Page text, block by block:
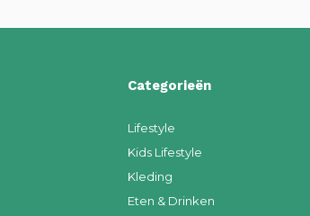
Categorieën
Lifestyle
Kids Lifestyle
Kleding
Eten & Drinken